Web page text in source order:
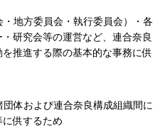
地方委員会・執行委員会）・各
研究会等の運営など、連合奈良
推進する際の基本的な事務に供
体および連合奈良構成組織間に
供するため